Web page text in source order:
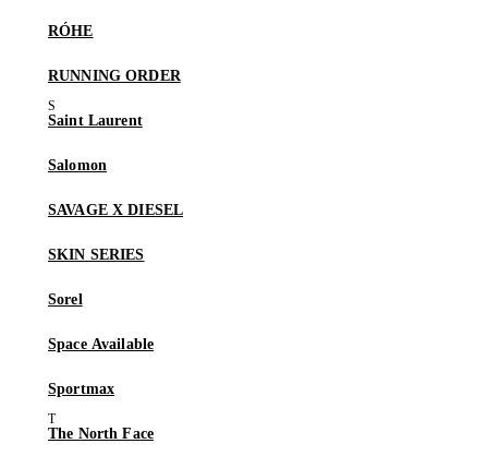
RÓHE
RUNNING ORDER
Saint Laurent
Salomon
SAVAGE X DIESEL
SKIN SERIES
Sorel
Space Available
Sportmax
The North Face